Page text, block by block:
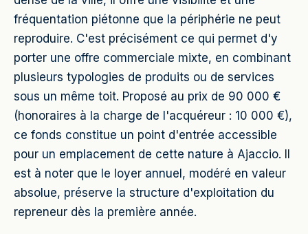
fréquentation piétonne que la périphérie ne peut
reproduire. C'est précisément ce qui permet d'y
porter une offre commerciale mixte, en combinant
plusieurs typologies de produits ou de services
sous un même toit. Proposé au prix de 90 000 €
(honoraires à la charge de l'acquéreur : 10 000 €),
ce fonds constitue un point d'entrée accessible
pour un emplacement de cette nature à Ajaccio. Il
est à noter que le loyer annuel, modéré en valeur
absolue, préserve la structure d'exploitation du
repreneur dès la première année.